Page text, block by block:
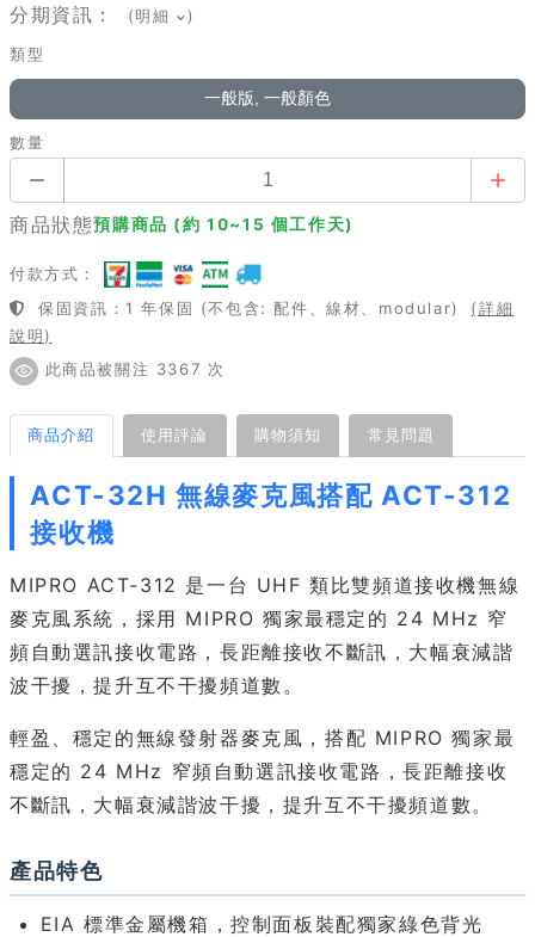
分期資訊： (明細 )
類型
一般版, 一般顏色
數量
商品狀態預購商品 (約 10~15 個工作天)
付款方式：
保固資訊：1 年保固 (不包含: 配件、線材、modular)
(詳細
說明)
此商品被關注 3367 次
商品介紹 使用評論 購物須知 常見問題
ACT-32H 無線麥克風搭配 ACT-312
接收機
MIPRO ACT-312 是一台 UHF 類比雙頻道接收機無線
麥克風系統，採用 MIPRO 獨家最穩定的 24 MHz 窄
頻自動選訊接收電路，長距離接收不斷訊，大幅衰減諧
波干擾，提升互不干擾頻道數。
輕盈、穩定的無線發射器麥克風，搭配 MIPRO 獨家最
穩定的 24 MHz 窄頻自動選訊接收電路，長距離接收
不斷訊，大幅衰減諧波干擾，提升互不干擾頻道數。
產品特色
EIA 標準金屬機箱，控制面板裝配獨家綠色背光